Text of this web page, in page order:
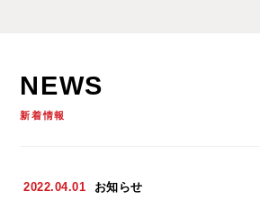
NEWS
新着情報
2022.04.01 お知らせ